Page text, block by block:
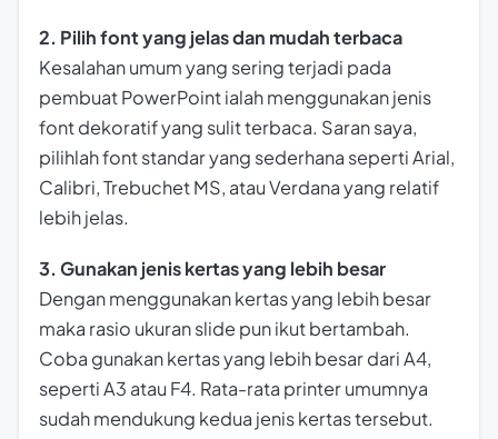
2. Pilih font yang jelas dan mudah terbaca
Kesalahan umum yang sering terjadi pada
pembuat PowerPoint ialah menggunakan jenis
font dekoratif yang sulit terbaca. Saran saya,
pilihlah font standar yang sederhana seperti Arial,
Calibri, Trebuchet MS, atau Verdana yang relatif
lebih jelas.
3. Gunakan jenis kertas yang lebih besar
Dengan menggunakan kertas yang lebih besar
maka rasio ukuran slide pun ikut bertambah.
Coba gunakan kertas yang lebih besar dari A4,
seperti A3 atau F4. Rata-rata printer umumnya
sudah mendukung kedua jenis kertas tersebut.